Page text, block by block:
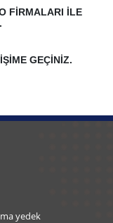
FİRMALARI İLE
GEÇİNİZ.
yedek